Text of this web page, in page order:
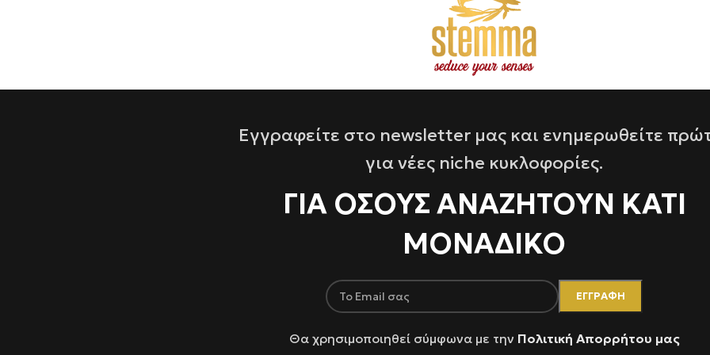
Εγγραφείτε στο newsletter μας και ενημερωθείτε
για νέες niche κυκλοφορίες.
ΓΙΑ ΌΣΟΥΣ ΑΝΑΖΗΤΟΥΝ ΚΑΤΙ
ΜΟΝΑΔΙΚΟ
Θα χρησιμοποιηθεί σύμφωνα με την Πολιτική Απορρήτου μας